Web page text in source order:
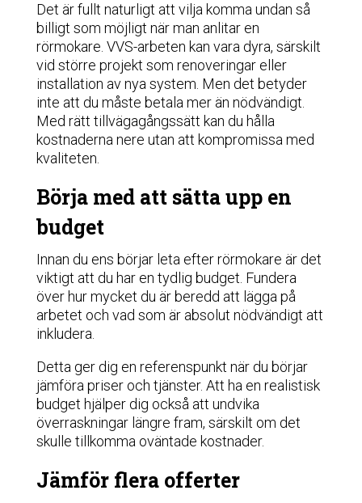
Det är fullt naturligt att vilja komma undan så
billigt som möjligt när man anlitar en
rörmokare. VVS-arbeten kan vara dyra, särskilt
vid större projekt som renoveringar eller
installation av nya system. Men det betyder
inte att du måste betala mer än nödvändigt.
Med rätt tillvägagångssätt kan du hålla
kostnaderna nere utan att kompromissa med
kvaliteten.
Börja med att sätta upp en
budget
Innan du ens börjar leta efter rörmokare är det
viktigt att du har en tydlig budget. Fundera
över hur mycket du är beredd att lägga på
arbetet och vad som är absolut nödvändigt att
inkludera.
Detta ger dig en referenspunkt när du börjar
jämföra priser och tjänster. Att ha en realistisk
budget hjälper dig också att undvika
överraskningar längre fram, särskilt om det
skulle tillkomma oväntade kostnader.
Jämför flera offerter